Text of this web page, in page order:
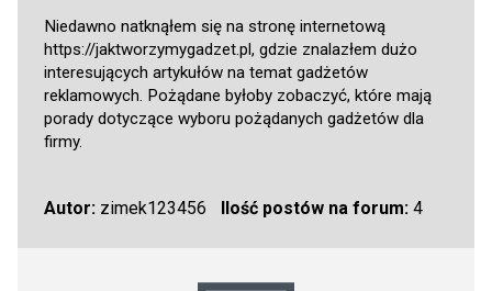
Niedawno natknąłem się na stronę internetową
https://jaktworzymygadzet.pl, gdzie znalazłem dużo
interesujących artykułów na temat gadżetów
reklamowych. Pożądane byłoby zobaczyć, które mają
porady dotyczące wyboru pożądanych gadżetów dla
firmy.
Autor: zimek123456 Ilość postów na forum:4